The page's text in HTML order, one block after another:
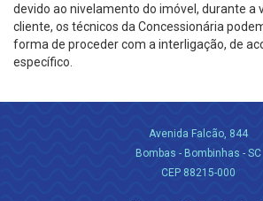
devido ao nivelamento do imóvel, durante a
cliente, os técnicos da Concessionária
forma de proceder com a interligação, de
específico.
Avenida Falcão, 844
Bombas - Bombinhas - SC
CEP 88215-000